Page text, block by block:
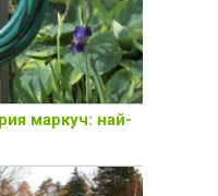
маркуч: най-